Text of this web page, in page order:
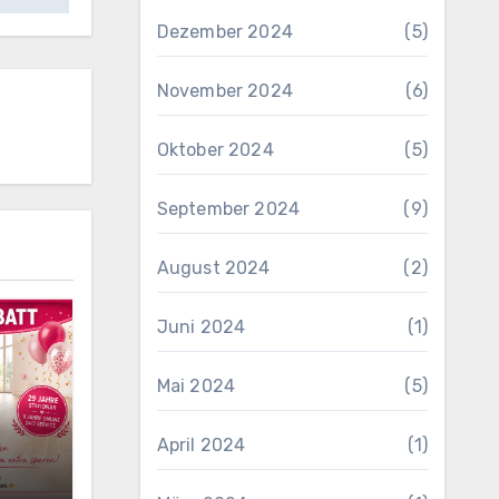
Dezember 2024 (5)
November 2024 (6)
Oktober 2024 (5)
September 2024 (9)
August 2024 (2)
Juni 2024 (1)
Mai 2024 (5)
April 2024 (1)